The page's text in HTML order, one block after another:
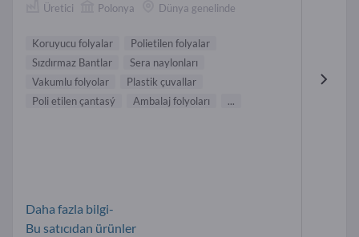
Üretici Polonya Dünya genelinde
Koruyucu folyalar
Polietilen folyalar
Sızdırmaz Bantlar
Sera naylonları
Vakumlu folyolar
Plastik çuvallar
Poli etilen çantasý
Ambalaj folyoları ...
Daha fazla bilgi-
Bu satıcıdan ürünler